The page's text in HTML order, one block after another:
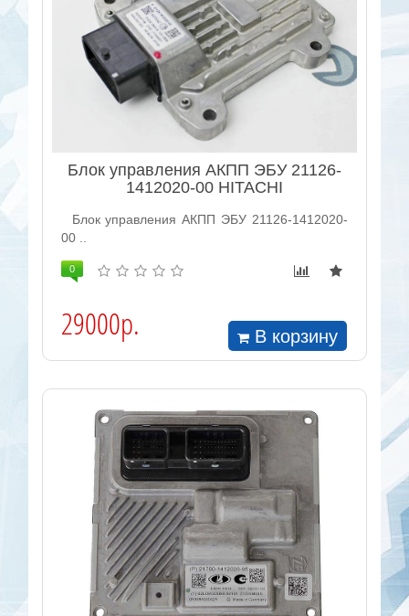
Блок управления АКПП ЭБУ 21126-
1412020-00 HITACHI
Блок управления АКПП ЭБУ 21126-1412020-
00 ..
0
29000р. В корзину